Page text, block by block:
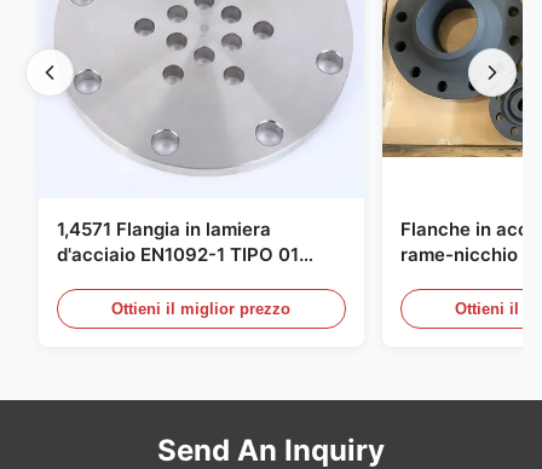
1,4571 Flangia in lamiera
d'acciaio EN1092-1 TIPO 01
Ottieni il miglior prezzo
Flanche in
rame-nicchio
carbonioOttieni il
Send An Inquiry